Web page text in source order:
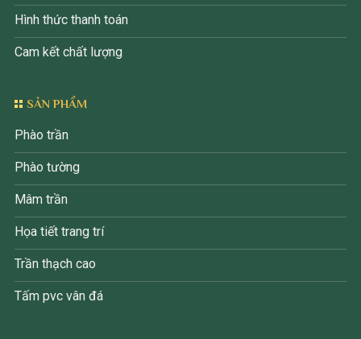
Hình thức thanh toán
Cam kết chất lượng
SẢN PHẨM
Phào trần
Phào tường
Mâm trần
Họa tiết trang trí
Trần thạch cao
Tấm pvc vân đá